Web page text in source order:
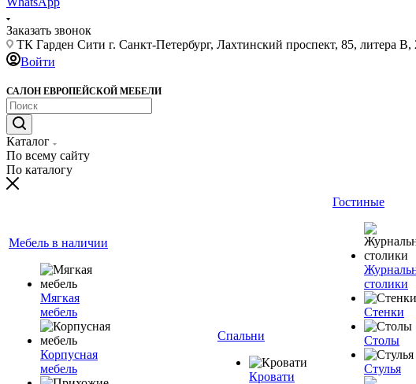
Заказать звонок
ТК Гарден Сити г. Санкт-Петербург, Лахтинский проспект, 85, литера В,
Войти
САЛОН ЕВРОПЕЙСКОЙ МЕБЕЛИ
Каталог
По всему сайту
По каталогу
Мебель в наличии
Мягкая
мебель
Корпусная
мебель
Спальни
Кровати
Гостиные
столики
Стенки
Столы
Стулья